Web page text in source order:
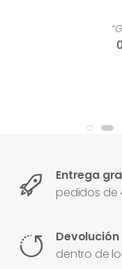
Entrega
pedidos de
dentro de